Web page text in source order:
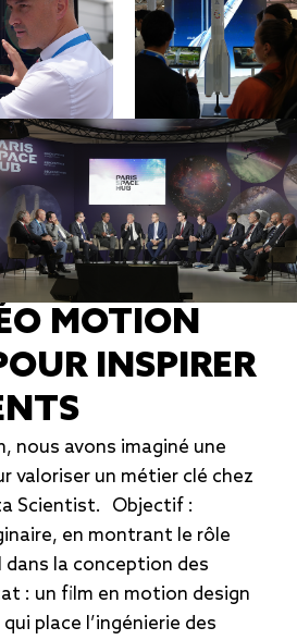
MOTION
INSPIRER
nous avons imaginé une
valoriser un métier clé chez
Scientist. Objectif :
en montrant le rôle
dans la conception des
: un film en motion design
place l’ingénierie des